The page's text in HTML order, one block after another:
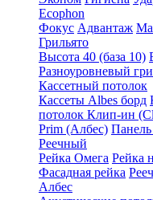
Ecophon
Фокус Адвантаж
Грильято
Высота 40 (база 10)
Разноуровневый
Кассетный потолок
Кассеты Albes борд
потолок Клип-ин
Prim (Албес) Панель
Реечный
Рейка Омега Рейка
Фасадная рейка
Албес